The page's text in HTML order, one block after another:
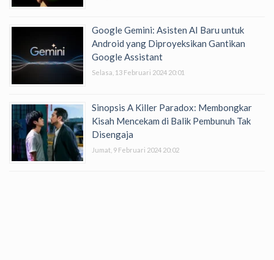
Google Gemini: Asisten AI Baru untuk
Android yang Diproyeksikan Gantikan
Google Assistant
Selasa, 13 Februari 2024 20:01
Sinopsis A Killer Paradox: Membongkar
Kisah Mencekam di Balik Pembunuh Tak
Disengaja
Jumat, 9 Februari 2024 20:02